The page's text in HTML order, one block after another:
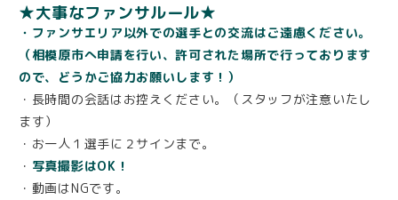
★大事なファンサルール★
・ファンサエリア以外での選手との交流はご遠慮ください。
（相模原市へ申請を行い、許可された場所で行っております
ので、どうかご協力お願いします！）
・長時間の会話はお控えください。（スタッフが注意いたし
ます）
・お一人１選手に２サインまで。
・ 写真撮影はOK！
・動画はNGです。